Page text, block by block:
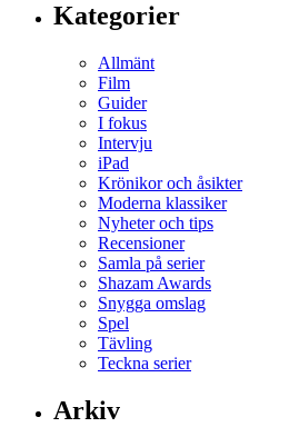
Kategorier
Allmänt
Film
Guider
I fokus
Intervju
iPad
Krönikor och åsikter
Moderna klassiker
Nyheter och tips
Recensioner
Samla på serier
Shazam Awards
Snygga omslag
Spel
Tävling
Teckna serier
Arkiv